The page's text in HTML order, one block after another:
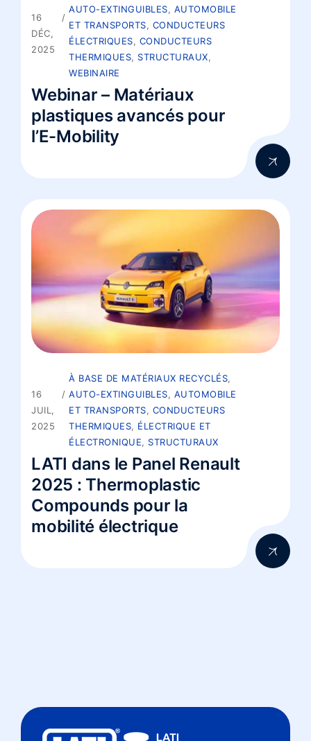
16
DÉC,
2025
AUTO-EXTINGUIBLES, AUTOMOBILE
ET TRANSPORTS, CONDUCTEURS
ÉLECTRIQUES, CONDUCTEURS
THERMIQUES, STRUCTURAUX,
WEBINAIRE
Webinar – Matériaux
plastiques avancés pour
l’E-Mobility
16
JUIL,
2025
À BASE DE MATÉRIAUX RECYCLÉS,
AUTO-EXTINGUIBLES, AUTOMOBILE
ET TRANSPORTS, CONDUCTEURS
THERMIQUES, ÉLECTRIQUE ET
ÉLECTRONIQUE, STRUCTURAUX
LATI dans le Panel Renault
2025 : Thermoplastic
Compounds pour la
mobilité électrique